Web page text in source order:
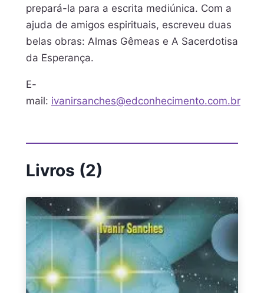
prepará-la para a escrita mediúnica. Com a
ajuda de amigos espirituais, escreveu duas
belas obras: Almas Gêmeas e A Sacerdotisa
da Esperança.
E-
mail: ivanirsanches@edconhecimento.com.br
Livros (2)